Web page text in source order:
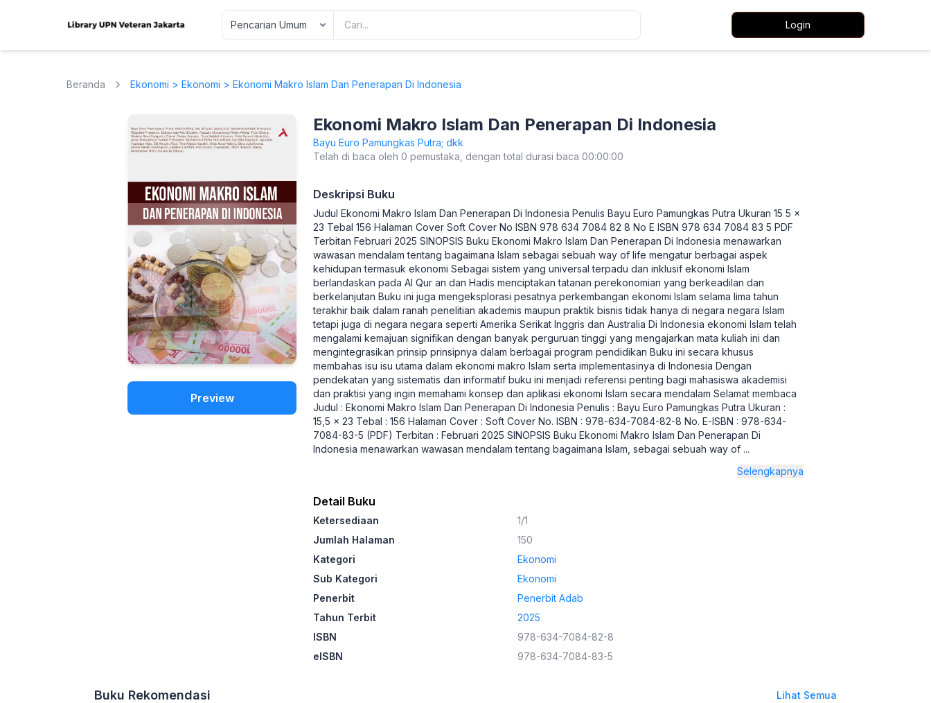
Login
Beranda Ekonomi > Ekonomi > Ekonomi Makro Islam Dan Penerapan Di Indonesia
Preview
Ekonomi Makro Islam Dan Penerapan Di Indonesia
Bayu Euro Pamungkas Putra; dkk
Telah di baca oleh 0 pemustaka, dengan total durasi baca 00:00:00
Deskripsi Buku
Judul Ekonomi Makro Islam Dan Penerapan Di Indonesia Penulis Bayu Euro Pamungkas Putra Ukuran 15 5 x
23 Tebal 156 Halaman Cover Soft Cover No ISBN 978 634 7084 82 8 No E ISBN 978 634 7084 83 5 PDF
Terbitan Februari 2025 SINOPSIS Buku Ekonomi Makro Islam Dan Penerapan Di Indonesia menawarkan
wawasan mendalam tentang bagaimana Islam sebagai sebuah way of life mengatur berbagai aspek
kehidupan termasuk ekonomi Sebagai sistem yang universal terpadu dan inklusif ekonomi Islam
berlandaskan pada Al Qur an dan Hadis menciptakan tatanan perekonomian yang berkeadilan dan
berkelanjutan Buku ini juga mengeksplorasi pesatnya perkembangan ekonomi Islam selama lima tahun
terakhir baik dalam ranah penelitian akademis maupun praktik bisnis tidak hanya di negara negara Islam
tetapi juga di negara negara seperti Amerika Serikat Inggris dan Australia Di Indonesia ekonomi Islam telah
mengalami kemajuan signifikan dengan banyak perguruan tinggi yang mengajarkan mata kuliah ini dan
mengintegrasikan prinsip prinsipnya dalam berbagai program pendidikan Buku ini secara khusus
membahas isu isu utama dalam ekonomi makro Islam serta implementasinya di Indonesia Dengan
pendekatan yang sistematis dan informatif buku ini menjadi referensi penting bagi mahasiswa akademisi
dan praktisi yang ingin memahami konsep dan aplikasi ekonomi Islam secara mendalam Selamat membaca
Judul : Ekonomi Makro Islam Dan Penerapan Di Indonesia Penulis : Bayu Euro Pamungkas Putra Ukuran :
15,5 x 23 Tebal : 156 Halaman Cover : Soft Cover No. ISBN : 978-634-7084-82-8 No. E-ISBN : 978-634-
7084-83-5 (PDF) Terbitan : Februari 2025 SINOPSIS Buku Ekonomi Makro Islam Dan Penerapan Di
Indonesia menawarkan wawasan mendalam tentang bagaimana Islam, sebagai sebuah way of ...
Selengkapnya
Detail Buku
Ketersediaan
1/1
Jumlah Halaman
150
Kategori
Ekonomi
Sub Kategori
Ekonomi
Penerbit
Penerbit Adab
Tahun Terbit
2025
ISBN
978-634-7084-82-8
eISBN
978-634-7084-83-5
Buku Rekomendasi Lihat Semua